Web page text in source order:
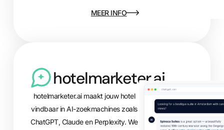
MEER INFO
hotelmarketer.ai
hotelmarketer.ai maakt jouw hotel
vindbaar in AI-zoekmachines zoals
ChatGPT, Claude en Perplexity. We